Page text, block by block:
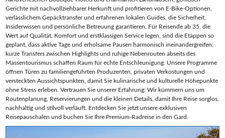
Gerichte mit nachvollziehbarer Herkunft und profitieren von E‑Bike‑Optionen,
verlässlichem Gepäcktransfer und erfahrenen lokalen Guides, die Sicherheit,
Insiderwissen und persönliche Betreuung garantieren. Für Reisende ab 35, die
Wert auf Qualität, Komfort und erstklassigen Service legen, sind die Etappen so
geplant, dass aktive Tage und erholsame Pausen harmonisch ineinandergreifen;
kurze Transfers zwischen Highlights und ruhige Nebenrouten abseits des
Massentourismus schaffen Raum für echte Entschleunigung. Unsere Programme
öffnen Türen zu familiengeführten Produzenten, privaten Verkostungen und
versteckten Aussichtspunkten, damit Sie kulinarische und kulturelle Höhepunkte
ohne Stress erleben. Vertrauen Sie unserer Erfahrung: Wir kümmern uns um
Routenplanung, Reservierungen und die kleinen Details, damit Ihre Reise sorglos,
nachhaltig und stilvoll verläuft. Entdecken Sie jetzt unsere exklusiven
Reisepauschalen und buchen Sie Ihre Premium‑Radreise in den Gard.